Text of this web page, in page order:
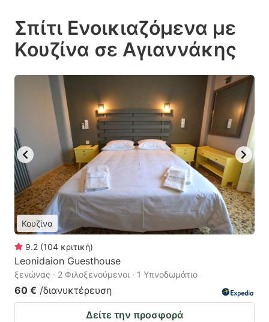
Σπίτι Ενοικιαζόμενα με
Κουζίνα σε Αγιαννάκης
Κουζίνα
9.2 (104 κριτική)
Leonidaion Guesthouse
ξενώνας · 2 Φιλοξενούμενοι · 1 Υπνοδωμάτιο
60 € /διανυκτέρευση
Δείτε την προσφορά